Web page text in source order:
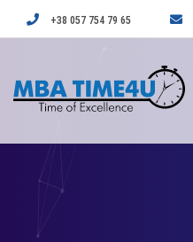
+38 057 754 79 65